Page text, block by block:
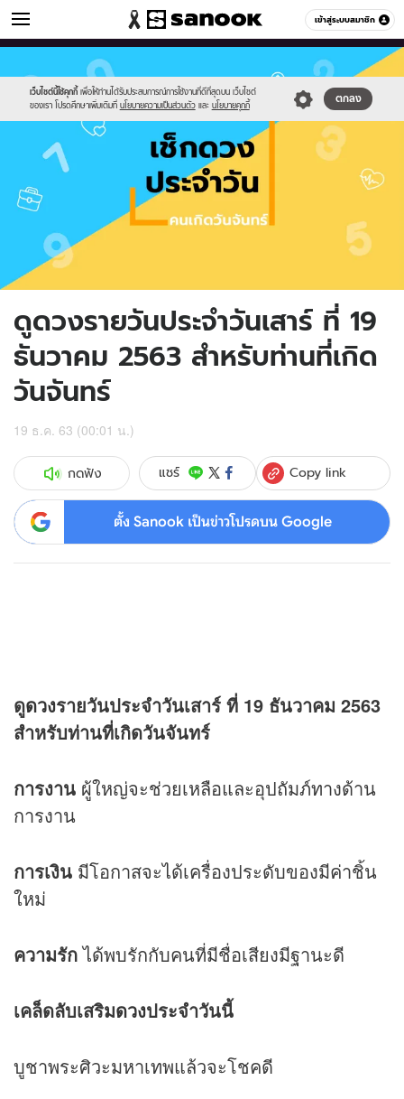
เข้าสู่ระบบสมาชิก
ดูดวง หมวดอื่นๆ
เว็บไซต์นี้ใช้คุกกี้ เพื่อให้ท่านได้รับประสบการณ์การใช้งานที่ดีที่สุดบน เว็บไซต์
ของเรา โปรดศึกษาเพิ่มเติมที่ นโยบายความเป็นส่วนตัว และ นโยบายคุกกี้
ตกลง
//s.isanook.com/sr/0/images/logo-
new-
sanook.png
//s.isanook.com/ho/0/ud/fxd/day/day-
2.png
ดูดวงรายวันประจำวันเสาร์ ที่ 19
ธันวาคม 2563 สำหรับท่านที่เกิด
วันจันทร์
19 ธ.ค. 63 (00:01 น.)
กดฟัง แชร์ Copy link
ตั้ง Sanook เป็นข่าวโปรดบน Google
ดูดวงรายวันประจำวันเสาร์ ที่ 19 ธันวาคม 2563
สำหรับท่านที่เกิดวันจันทร์
การงาน ผู้ใหญ่จะช่วยเหลือและอุปถัมภ์ทางด้าน
การงาน
การเงิน มีโอกาสจะได้เครื่องประดับของมีค่าชิ้น
ใหม่
ความรักได้พบรักกับคนที่มีชื่อเสียงมีฐานะดี
เคล็ดลับเสริมดวงประจำวันนี้
บูชาพระศิวะมหาเทพแล้วจะโชคดี